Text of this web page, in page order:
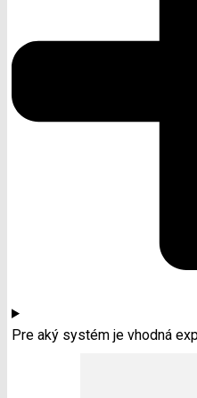
Pre aký systém je vhodná